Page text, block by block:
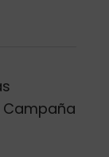
Campaña